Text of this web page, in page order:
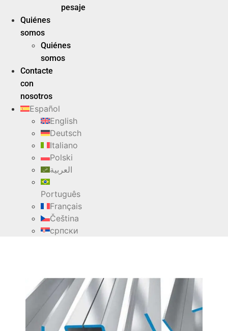
pesaje
Quiénes
somos
Quiénes
somos
Contacte
con
nosotros
Español
English
Deutsch
Italiano
Polski
العربية
Português
Français
Čeština
српски